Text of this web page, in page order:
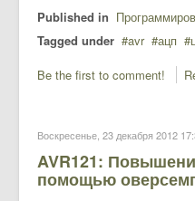
Published in
Tagged under
avr ацп
Be the first to comment!
Воскресенье, 23 декабря 2012
AVR121:
помощью